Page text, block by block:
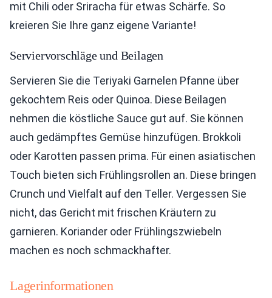
mit Chili oder Sriracha für etwas Schärfe. So
kreieren Sie Ihre ganz eigene Variante!
Serviervorschläge und Beilagen
Servieren Sie die Teriyaki Garnelen Pfanne über
gekochtem Reis oder Quinoa. Diese Beilagen
nehmen die köstliche Sauce gut auf. Sie können
auch gedämpftes Gemüse hinzufügen. Brokkoli
oder Karotten passen prima. Für einen asiatischen
Touch bieten sich Frühlingsrollen an. Diese bringen
Crunch und Vielfalt auf den Teller. Vergessen Sie
nicht, das Gericht mit frischen Kräutern zu
garnieren. Koriander oder Frühlingszwiebeln
machen es noch schmackhafter.
Lagerinformationen